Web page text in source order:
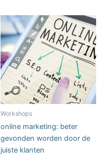
Workshops
online marketing: beter
gevonden worden door de
juiste klanten